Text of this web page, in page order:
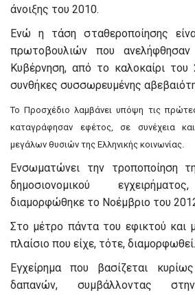
άνοιξης του 2010.
Ενώ η τάση σταθεροποίησης
πρωτοβουλιών που
Κυβέρνηση, από το καλοκαίρι του
συνθήκες συσσωρευμένης
Το Προσχέδιο λαμβάνει υπόψη τις
καταγράφησαν εφέτος, σε συνέχεια
μεγάλων θυσιών της Ελληνικής κοινωνίας.
Ενσωματώνει την τροποποίηση
δημοσιονομικού
διαμορφώθηκε το Νοέμβριο του
Στο μέτρο πάντα του εφικτού και
πλαίσιο που είχε, τότε, διαμορφωθεί.
Εγχείρημα που βασίζεται
δαπανών, συμβάλλοντας